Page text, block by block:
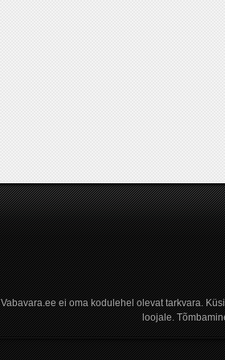
Vabavara.ee ei oma kodulehel olevat tarkvara.
loojale.